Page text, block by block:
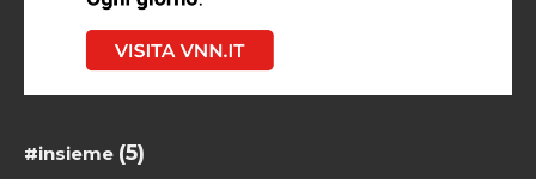
#insieme (5)